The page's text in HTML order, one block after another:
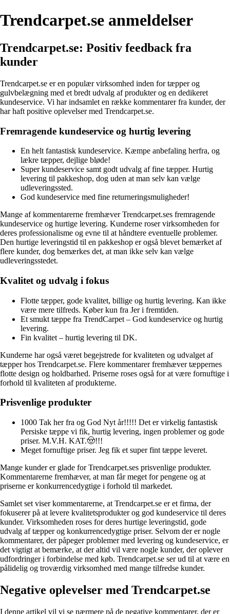
Trendcarpet.se anmeldelser
Trendcarpet.se: Positiv feedback fra
kunder
Trendcarpet.se er en populær virksomhed inden for tæpper og
gulvbelægning med et bredt udvalg af produkter og en dedikeret
kundeservice. Vi har indsamlet en række kommentarer fra kunder, der
har haft positive oplevelser med Trendcarpet.se.
Fremragende kundeservice og hurtig levering
En helt fantastisk kundeservice. Kæmpe anbefaling herfra, og
lækre tæpper, dejlige bløde!
Super kundeservice samt godt udvalg af fine tæpper. Hurtig
levering til pakkeshop, dog uden at man selv kan vælge
udleveringssted.
God kundeservice med fine returneringsmuligheder!
Mange af kommentarerne fremhæver Trendcarpet.ses fremragende
kundeservice og hurtige levering. Kunderne roser virksomheden for
deres professionalisme og evne til at håndtere eventuelle problemer.
Den hurtige leveringstid til en pakkeshop er også blevet bemærket af
flere kunder, dog bemærkes det, at man ikke selv kan vælge
udleveringsstedet.
Kvalitet og udvalg i fokus
Flotte tæpper, gode kvalitet, billige og hurtig levering. Kan ikke
være mere tilfreds. Køber kun fra Jer i fremtiden.
Et smukt tæppe fra TrendCarpet – God kundeservice og hurtig
levering.
Fin kvalitet – hurtig levering til DK.
Kunderne har også været begejstrede for kvaliteten og udvalget af
tæpper hos Trendcarpet.se. Flere kommentarer fremhæver tæppernes
flotte design og holdbarhed. Priserne roses også for at være fornuftige i
forhold til kvaliteten af produkterne.
Prisvenlige produkter
1000 Tak her fra og God Nyt år!!!!! Det er virkelig fantastisk
Persiske tæppe vi fik, hurtig levering, ingen problemer og gode
priser. M.V.H. KAT.🤠!!!
Meget fornuftige priser. Jeg fik et super fint tæppe leveret.
Mange kunder er glade for Trendcarpet.ses prisvenlige produkter.
Kommentarerne fremhæver, at man får meget for pengene og at
priserne er konkurrencedygtige i forhold til markedet.
Samlet set viser kommentarerne, at Trendcarpet.se er et firma, der
fokuserer på at levere kvalitetsprodukter og god kundeservice til deres
kunder. Virksomheden roses for deres hurtige leveringstid, gode
udvalg af tæpper og konkurrencedygtige priser. Selvom der er nogle
kommentarer, der påpeger problemer med levering og kundeservice, er
det vigtigt at bemærke, at der altid vil være nogle kunder, der oplever
udfordringer i forbindelse med køb. Trendcarpet.se ser ud til at være en
pålidelig og troværdig virksomhed med mange tilfredse kunder.
Negative oplevelser med Trendcarpet.se
I denne artikel vil vi se nærmere på de negative kommentarer, der er